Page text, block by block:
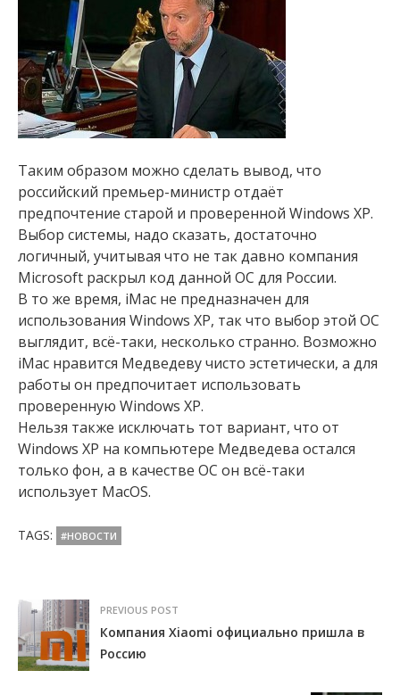
Таким образом можно сделать вывод, что
российский премьер-министр отдаёт
предпочтение старой и проверенной Windows XP.
Выбор системы, надо сказать, достаточно
логичный, учитывая что не так давно компания
Microsoft раскрыл код данной ОС для России.
В то же время, iMac не предназначен для
использования Windows XP, так что выбор этой ОС
выглядит, всё-таки, несколько странно. Возможно
iMac нравится Медведеву чисто эстетически, а для
работы он предпочитает использовать
проверенную Windows XP.
Нельзя также исключать тот вариант, что от
Windows XP на компьютере Медведева остался
только фон, а в качестве ОС он всё-таки
использует MacOS.
TAGS: #НОВОСТИ
PREVIOUS POST
Компания Xiaomi официально пришла в
Россию